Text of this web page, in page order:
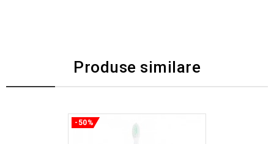
Produse similare
-50%